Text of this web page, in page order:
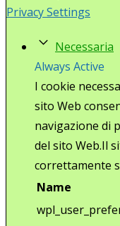
Privacy Settings
Necessaria
Always Active
I cookie
sito Web
navigazione di
del sito Web.Il
correttamente
Name